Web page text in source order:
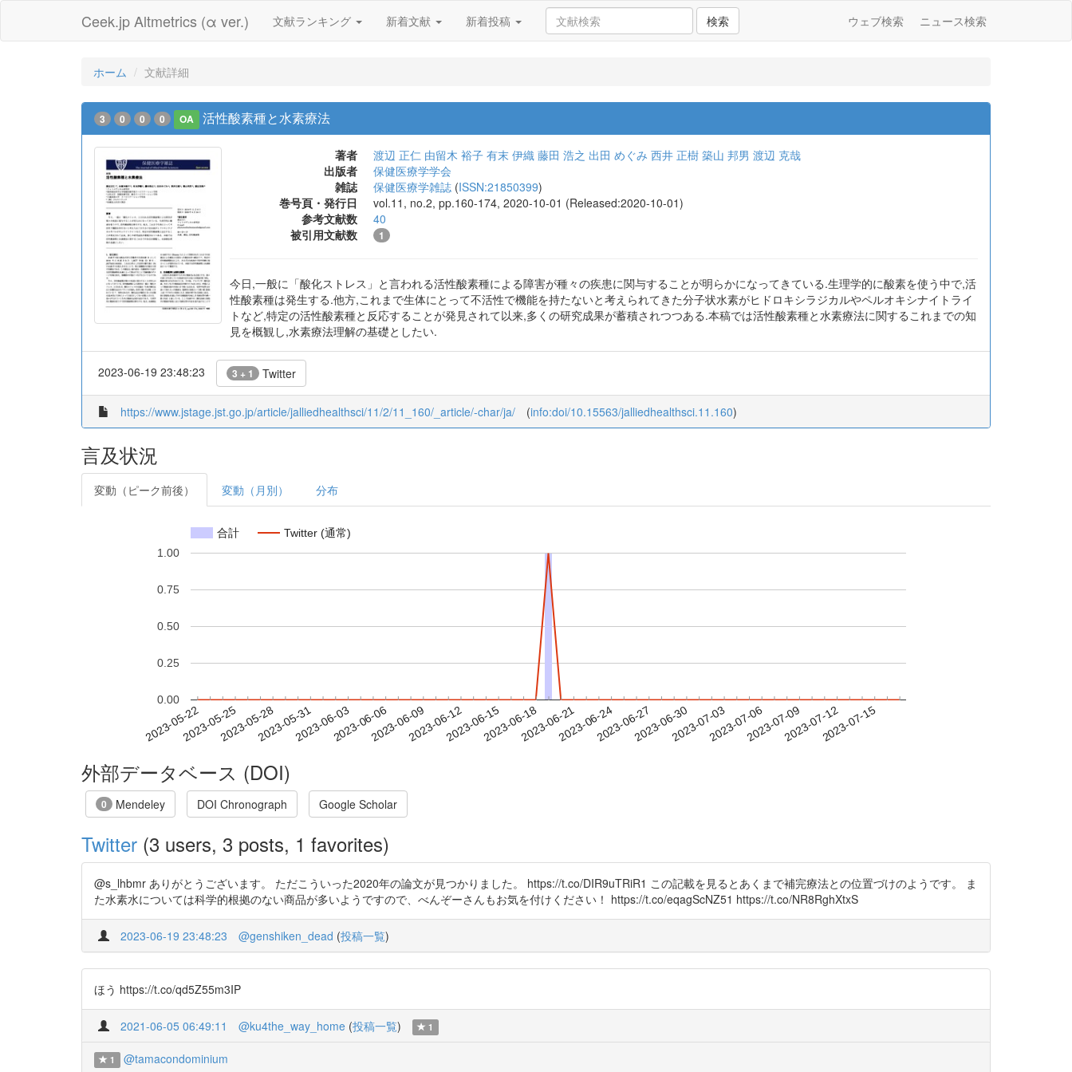
Ceek.jp Altmetrics (α ver.) 文献ランキング 新着文献 新着投稿 検索 ウェブ検索 ニュース検索
ホーム 文献詳細
3 0 0 0 OA 活性酸素種と水素療法
著者 渡辺 正仁 由留木 裕子 有末 伊織 藤田 浩之 出田 めぐみ 西井 正樹 築山 邦男 渡辺 克哉
出版者
保健医療学学会
雑誌
保健医療学雑誌 (ISSN:21850399)
巻号頁・発行日
vol.11, no.2, pp.160-174, 2020-10-01 (Released:2020-10-01)
参考文献数
40
被引用文献数
1
今日,一般に「酸化ストレス」と言われる活性酸素種による障害が種々の疾患に関与することが明らかになってきている.生理学的に酸素を使う中で,活
性酸素種は発生する.他方,これまで生体にとって不活性で機能を持たないと考えられてきた分子状水素がヒドロキシラジカルやペルオキシナイトライ
トなど,特定の活性酸素種と反応することが発見されて以来,多くの研究成果が蓄積されつつある.本稿では活性酸素種と水素療法に関するこれまでの知
見を概観し,水素療法理解の基礎としたい.
2023-06-19 23:48:23 3 + 1 Twitter
https://www.jstage.jst.go.jp/article/jalliedhealthsci/11/2/11_160/_article/-char/ja/ (info:doi/10.15563/jalliedhealthsci.11.160)
言及状況
変動（ピーク前後） 変動（月別） 分布
合計 Twitter (通常)
2023-05-222023-05-252023-05-282023-05-312023-06-032023-06-062023-06-092023-06-122023-06-152023-06-182023-06-212023-06-242023-06-272023-06-302023-07-032023-07-062023-07-092023-07-122023-07-15
0.00
0.25
0.50
0.75
1.00
外部データベース (DOI)
0 Mendeley DOI Chronograph Google Scholar
Twitter (3 users, 3 posts, 1 favorites)
@s_lhbmr ありがとうございます。 ただこういった2020年の論文が見つかりました。 https://t.co/DIR9uTRiR1 この記載を見るとあくまで補完療法との位置づけのようです。 ま
た水素水については科学的根拠のない商品が多いようですので、べんぞーさんもお気を付けください！ https://t.co/eqagScNZ51 https://t.co/NR8RghXtxS
2023-06-19 23:48:23 @genshiken_dead (投稿一覧)
ほう https://t.co/qd5Z55m3IP
2021-06-05 06:49:11 @ku4the_way_home (投稿一覧) 1
1 @tamacondominium